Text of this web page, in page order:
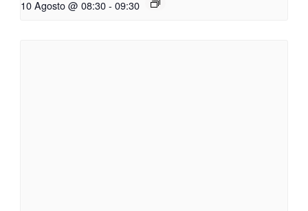
10 Agosto @ 08:30 - 09:30